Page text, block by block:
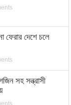
ফেরার দেশে চলে
সহ সন্ত্রাসী